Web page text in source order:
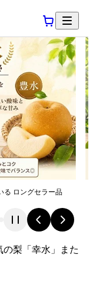
る ロングセラー品
梨「幸水」また